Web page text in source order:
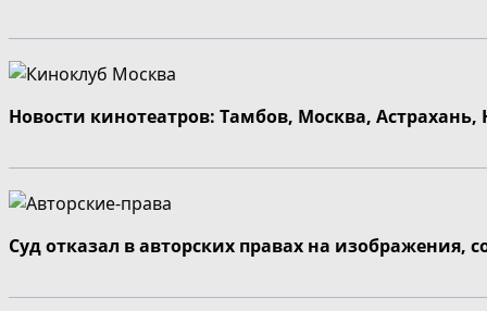
Новости кинотеатров: Тамбов, Москва,
Суд отказал в авторских правах на изображения,